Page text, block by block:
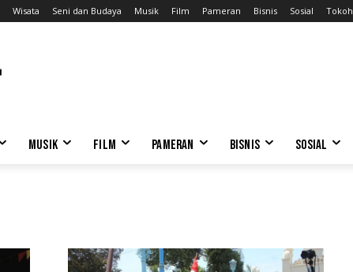
Wisata Seni dan Budaya Musik Film Pameran Bisnis Sosial Tokoh
MUSIK FILM PAMERAN BISNIS SOSIAL